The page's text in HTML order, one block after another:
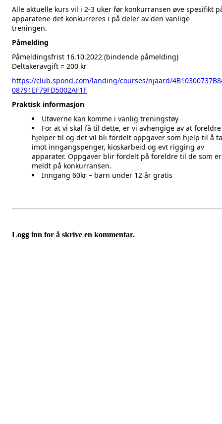
Alle aktuelle kurs vil i 2-3 uker før konkurransen øve spesifikt
apparatene det konkurreres i på deler av den vanlige
treningen.
Påmelding
Påmeldingsfrist 16.10.2022 (bindende påmelding)
Deltakeravgift = 200 kr
https://club.spond.com/landing/courses/njaard/
08791EF79FD5002AF1F
Praktisk informasjon
Utøverne kan komme i vanlig treningstøy
For at vi skal få til dette, er vi avhengige av at foreldre
hjelper til og det vil bli fordelt oppgaver som hjelp til å ta
imot inngangspenger, kioskarbeid og evt rigging av
apparater. Oppgaver blir fordelt på foreldre til de som er
meldt på konkurransen.
Inngang 60kr – barn under 12 år gratis
Logg inn for å skrive en kommentar.